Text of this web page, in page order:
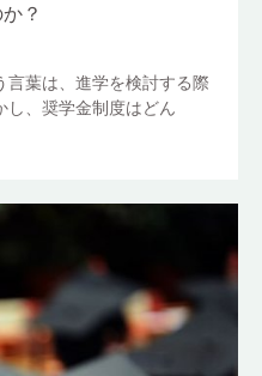
？
言葉は、進学を検討する際
し、奨学金制度はどん